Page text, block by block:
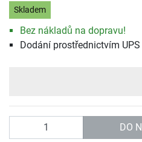
Skladem
Bez nákladů na dopravu!
Dodání prostřednictvím UPS
DO